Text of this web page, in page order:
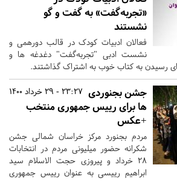
«تجربه‌گفت» به گفت و گو
نشستند
فعالان ادبیات کودک در قالب دورهمی و
نشست ادبی "تجربه‌گفت" دغدغه ها و
رسیدن به کتاب خوب به اشتراک گذاشتند.
23:27 - 29 خرداد 1400 جشن بجنوردی
ها برای رییس جمهوری منتخب
+عکس
مردم بجنورد مرکز خراسان شمالی جشن
شکرانه حضور میلیونی مردم در انتخابات
۲۸ خرداد و پیروزی حجت الاسلام سید
ابراهیم رییسی به عنوان رییس جمهوری